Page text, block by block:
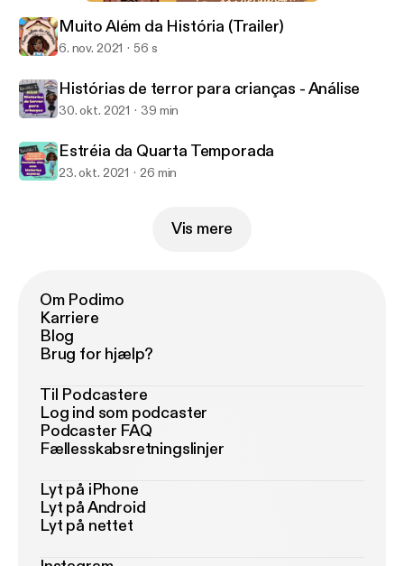
Muito Além da História
Muito Além da História (Trailer)
6. nov. 2021 56 s
Histórias de terror para crianças - Análise
30. okt. 2021 39 min
Estréia da Quarta Temporada
23. okt. 2021 26 min
Vis mere
Om Podimo
Karriere
Blog
Brug for hjælp?
Til Podcastere
Log ind som podcaster
Podcaster FAQ
Fællesskabsretningslinjer
Lyt på iPhone
Lyt på Android
Lyt på nettet